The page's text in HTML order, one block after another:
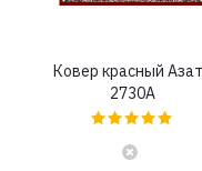
Ковер красный
2730A